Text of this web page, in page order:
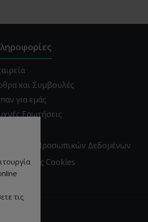
και Συμβουλές
για εμάς
Ερωτήσεις
Προσωπικών Δεδομένων
Cookies
τις